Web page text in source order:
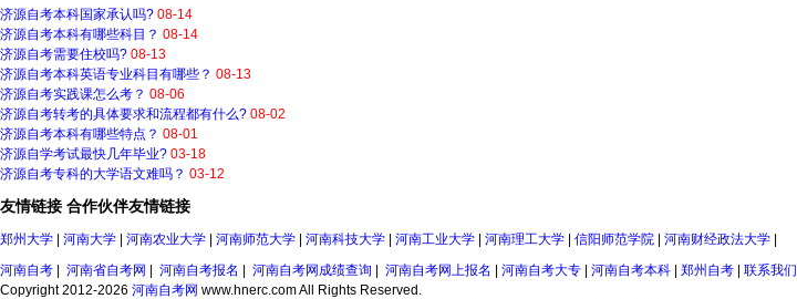
济源自考本科国家承认吗? 08-14
济源自考本科有哪些科目？ 08-14
济源自考需要住校吗? 08-13
济源自考本科英语专业科目有哪些？ 08-13
济源自考实践课怎么考？ 08-06
济源自考转考的具体要求和流程都有什么? 08-02
济源自考本科有哪些特点？ 08-01
济源自学考试最快几年毕业? 03-18
济源自考专科的大学语文难吗？ 03-12
友情链接 合作伙伴友情链接
郑州大学 河南大学 河南农业大学 河南师范大学 河南科技大学 河南工业大学 河南理工大学 信阳师范学院 河南财经政法大学
河南自考
河南省自考网 河南自考报名 河南自考网成绩查询 河南自考网上报名 河南自考大专 河南自考本科 郑州自考 联系我们
Copyright 2012-2026 河南自考网 www.hnerc.com All Rights Reserved.